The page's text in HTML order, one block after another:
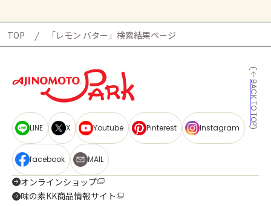
TOP 「レモン バター」検索結果ページ
BACK TO TOP
LINE X Youtube Pinterest Instagram
facebook MAIL
オンラインショップ
味の素KK商品情報サイト